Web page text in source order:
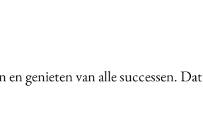
genieten van alle successen. Dat